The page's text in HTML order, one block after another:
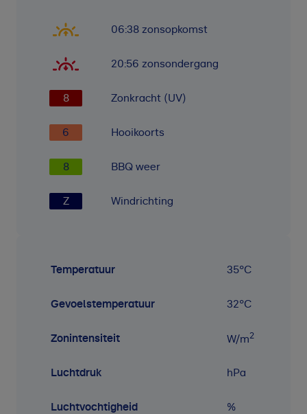
06:38 zonsopkomst
20:56 zonsondergang
8 Zonkracht (UV)
6 Hooikoorts
8 BBQ weer
Z Windrichting
Temperatuur 35°C
Gevoelstemperatuur 32°C
Zonintensiteit W/m2
Luchtdruk hPa
Luchtvochtigheid %